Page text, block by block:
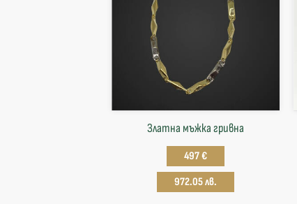
Златна мъжка гривна
497 €
972.05 лв.